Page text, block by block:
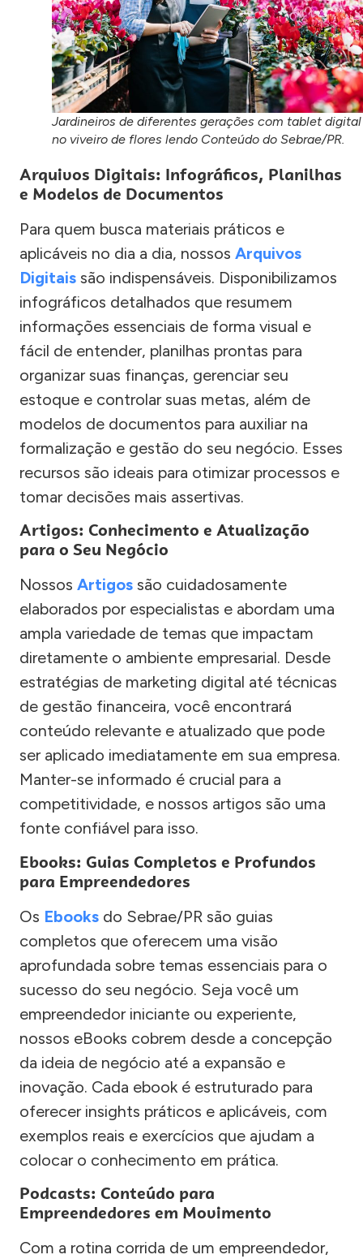
Jardineiros de diferentes gerações com tablet digital
no viveiro de flores lendo Conteúdo do Sebrae/PR.
Arquivos Digitais: Infográficos, Planilhas
e Modelos de Documentos
Para quem busca materiais práticos e
aplicáveis no dia a dia, nossos Arquivos
Digitais são indispensáveis. Disponibilizamos
infográficos detalhados que resumem
informações essenciais de forma visual e
fácil de entender, planilhas prontas para
organizar suas finanças, gerenciar seu
estoque e controlar suas metas, além de
modelos de documentos para auxiliar na
formalização e gestão do seu negócio. Esses
recursos são ideais para otimizar processos e
tomar decisões mais assertivas.
Artigos: Conhecimento e Atualização
para o Seu Negócio
Nossos Artigos são cuidadosamente
elaborados por especialistas e abordam uma
ampla variedade de temas que impactam
diretamente o ambiente empresarial. Desde
estratégias de marketing digital até técnicas
de gestão financeira, você encontrará
conteúdo relevante e atualizado que pode
ser aplicado imediatamente em sua empresa.
Manter-se informado é crucial para a
competitividade, e nossos artigos são uma
fonte confiável para isso.
Ebooks: Guias Completos e Profundos
para Empreendedores
Os Ebooks do Sebrae/PR são guias
completos que oferecem uma visão
aprofundada sobre temas essenciais para o
sucesso do seu negócio. Seja você um
empreendedor iniciante ou experiente,
nossos eBooks cobrem desde a concepção
da ideia de negócio até a expansão e
inovação. Cada ebook é estruturado para
oferecer insights práticos e aplicáveis, com
exemplos reais e exercícios que ajudam a
colocar o conhecimento em prática.
Podcasts: Conteúdo para
Empreendedores em Movimento
Com a rotina corrida de um empreendedor,